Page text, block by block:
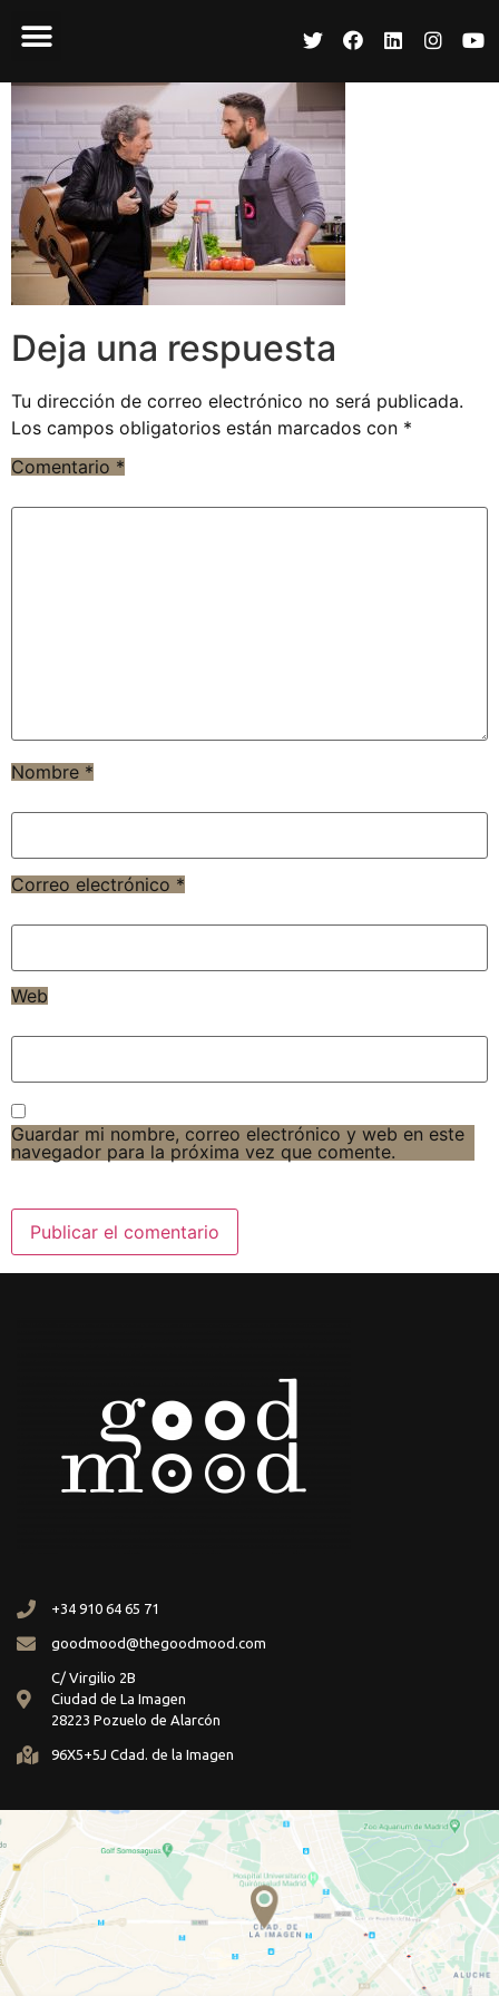
Deja una respuesta
Tu dirección de correo electrónico no será publicada.
Los campos obligatorios están marcados con *
Comentario *
Nombre *
Correo electrónico *
Web
Guardar mi nombre, correo electrónico y web en este
navegador para la próxima vez que comente.
+34 910 64 65 71
goodmood@thegoodmood.com
C/ Virgilio 2B
Ciudad de La Imagen
28223 Pozuelo de Alarcón
96X5+5J Cdad. de la Imagen